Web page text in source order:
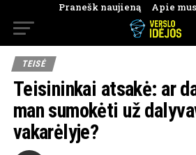
Pranešk naujieną Apie mus
TEISĖ
Teisininkai atsakė: ar
man sumokėti už
vakarėlyje?